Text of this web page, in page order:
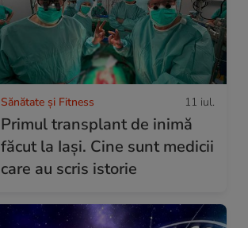
Sănătate și Fitness 11 iul.
Primul transplant de inimă
făcut la Iași. Cine sunt medicii
care au scris istorie